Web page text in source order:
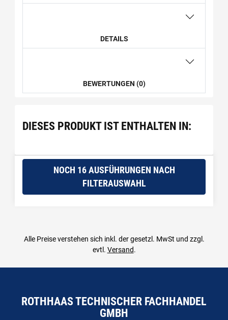
DETAILS
BEWERTUNGEN (0)
DIESES PRODUKT IST ENTHALTEN IN:
NOCH 16 AUSFÜHRUNGEN NACH
FILTERAUSWAHL
Alle Preise verstehen sich inkl. der gesetzl. MwSt und zzgl.
evtl. Versand.
ROTHHAAS TECHNISCHER FACHHANDEL
GMBH